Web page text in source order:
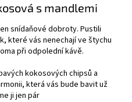
s mandlemi
snídaňové dobroty. Pustili
které vás nenechají ve štychu
při odpolední kávě.
kokosových chipsů a
která vás bude bavit už
ji jen pár